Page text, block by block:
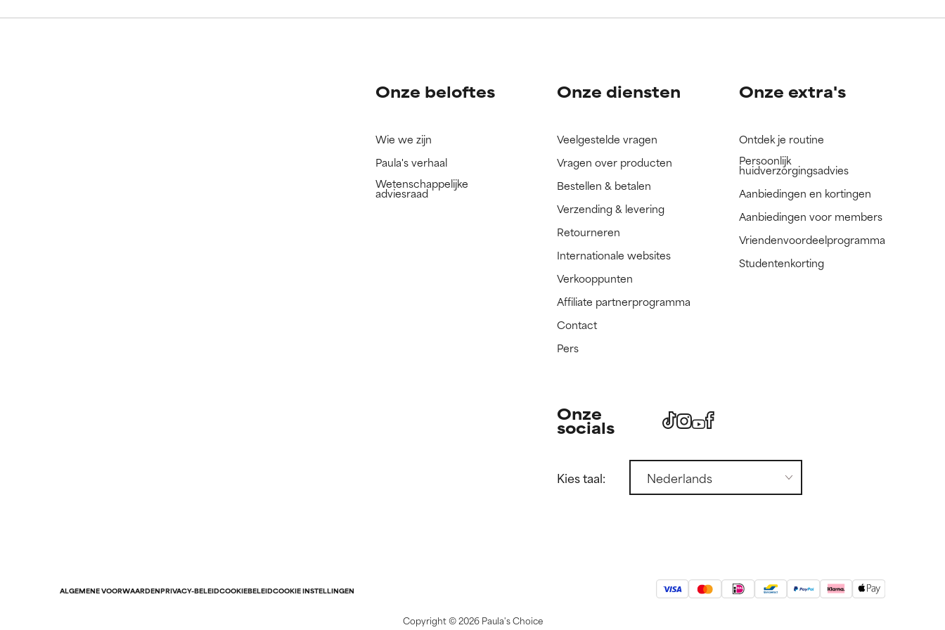
We hebben dit ingrediënt nog niet beoordeeld omdat we het onderzoek ernaar nog niet
We hebben dit ingrediënt nog niet beoordeeld omdat we het onderzoek ernaar nog niet
Onze beloftes
Wie we zijn
Paula's verhaal
Wetenschappelijke
adviesraad
Onze diensten
Veelgestelde vragen
Vragen over producten
Bestellen & betalen
Verzending & levering
Retourneren
Internationale websites
Verkooppunten
Affiliate partnerprogramma
Contact
Pers
Onze extra's
Ontdek je routine
Persoonlijk
huidverzorgingsadvies
Aanbiedingen en kortingen
Aanbiedingen voor members
Vriendenvoordeelprogramma
Studentenkorting
Onze
socials
Kies taal:
ALGEMENE VOORWAARDENPRIVACY-BELEIDCOOKIEBELEIDCOOKIE INSTELLINGEN
Copyright ©2026 Paula's Choice